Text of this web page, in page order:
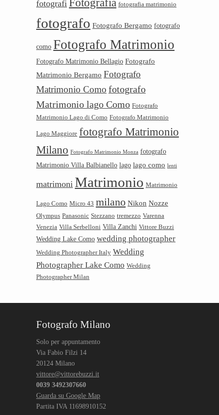
fotografi Fotografia fotografia matrimonio
fotografo Fotografo Bergamo fotografo
como Fotografo Matrimonio
Fotografo Matrimonio Bellagio Fotografo
Matrimonio Bergamo Fotografo
Matrimonio Como fotografo
Matrimonio lago Como Fotografo
Matrimonio Lago di Como Fotografo Matrimonio
Lago Maggiore fotografo Matrimonio
Milano Fotografo Matrimonio Monza fotografo
Matrimonio Villa Balbianello lago lago como lenti
matrimoni Matrimonio Matrimonio
Lago Como Micro 43 milano Nikon Nozze
Olympus Panasonic Stezzano tremezzo Varenna
Venezia Villa Serbelloni Villa Zanchi Vittore Buzzi
Wedding Lake Como wedding photographer
Wedding Photographer Italy Wedding
Photographer Lake Como Wedding
Photographer Milan
Fotografo Milano
Solo per appuntamento
Via Fabio Filzi 14
20124 Milano
vittore@vittorebuzzi.it
0039 3492307660
Guarda su Google Map
Partita IVA 11698910152